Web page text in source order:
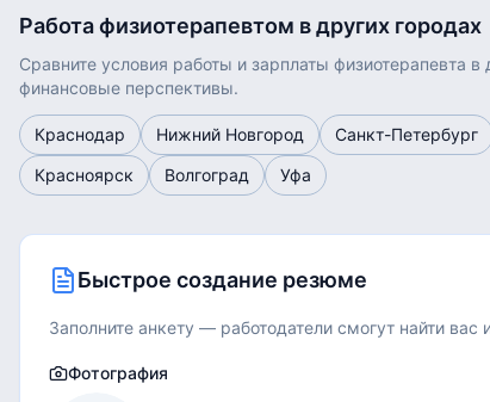
Работафизиотерапевтом в других городах
Сравните условия работы и зарплаты физиотерапевта в
финансовые перспективы.
Краснодар Нижний Новгород Санкт-Петербург
Красноярск
Волгоград Уфа
Быстрое создание резюме
Заполните анкету — работодатели смогут найти
Фотография